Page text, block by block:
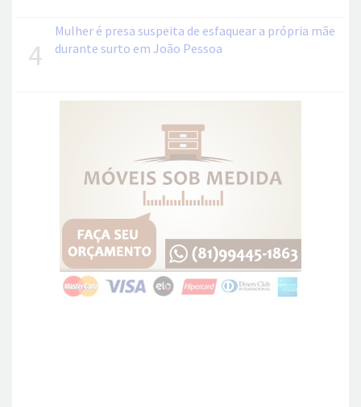
4
Mulher é presa suspeita de esfaquear a própria mãe
durante surto em João Pessoa